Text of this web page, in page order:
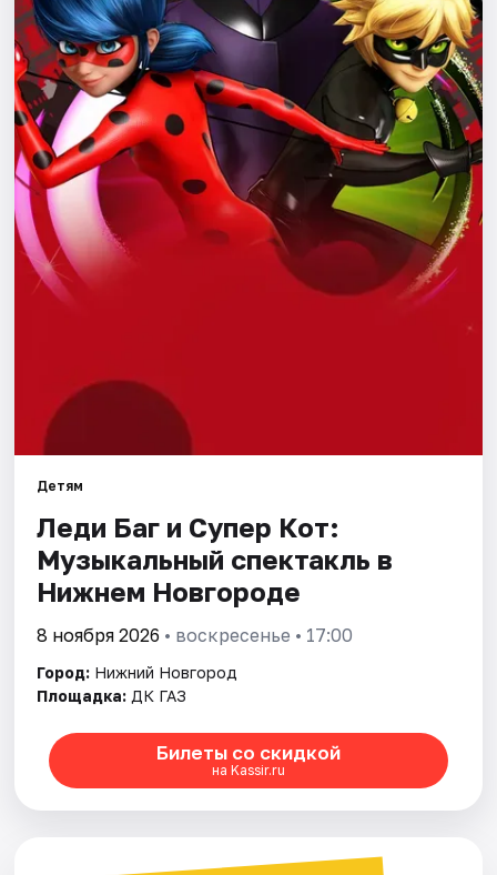
События
Города
Площадки
Артисты
Рейтинги
Детям
Леди Баг и Супер Кот:
Музыкальный спектакль в
Нижнем Новгороде
8 ноября 2026 • воскресенье • 17:00
Город: Нижний Новгород
Площадка: ДК ГАЗ
Билеты со скидкой
на Kassir.ru